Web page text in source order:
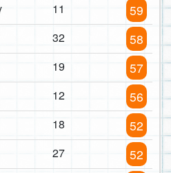
11 59
32 58
19 57
12 56
18 52
27 52